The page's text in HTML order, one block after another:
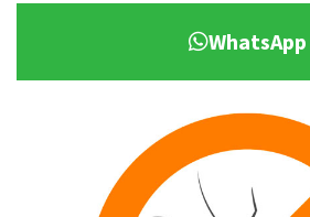
WhatsApp